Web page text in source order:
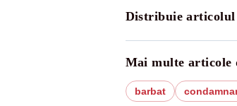
Distribuie articolul
Mai multe articole
barbat